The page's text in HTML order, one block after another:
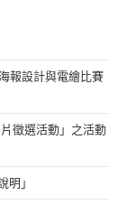
報設計與電繪比賽
徵選活動」之活動
」